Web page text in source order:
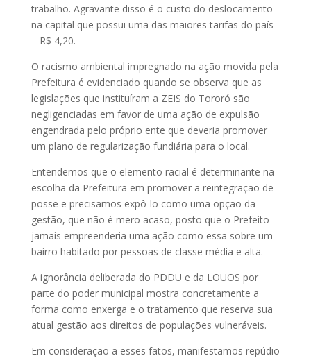
trabalho. Agravante disso é o custo do deslocamento
na capital que possui uma das maiores tarifas do país
– R$ 4,20.
O racismo ambiental impregnado na ação movida pela
Prefeitura é evidenciado quando se observa que as
legislações que instituíram a ZEIS do Tororó são
negligenciadas em favor de uma ação de expulsão
engendrada pelo próprio ente que deveria promover
um plano de regularização fundiária para o local.
Entendemos que o elemento racial é determinante na
escolha da Prefeitura em promover a reintegração de
posse e precisamos expô-lo como uma opção da
gestão, que não é mero acaso, posto que o Prefeito
jamais empreenderia uma ação como essa sobre um
bairro habitado por pessoas de classe média e alta.
A ignorância deliberada do PDDU e da LOUOS por
parte do poder municipal mostra concretamente a
forma como enxerga e o tratamento que reserva sua
atual gestão aos direitos de populações vulneráveis.
Em consideração a esses fatos, manifestamos repúdio